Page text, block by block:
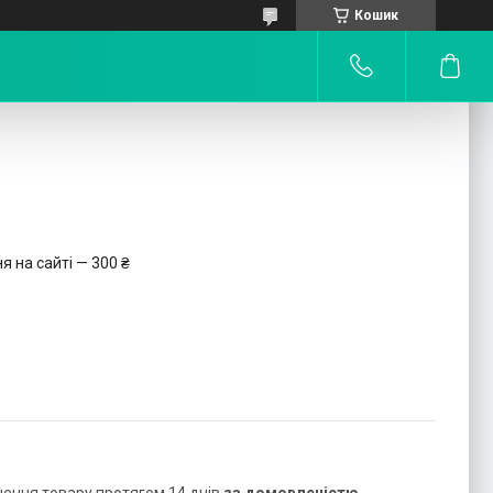
Кошик
на сайті — 300 ₴